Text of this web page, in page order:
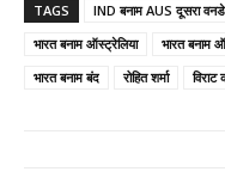
TAGS IND बनाम AUS दूसरा वनडे
भारत बनाम ऑस्ट्रेलिया
भारत बनाम
भारत बनाम बंद
रोहित शर्मा विराट